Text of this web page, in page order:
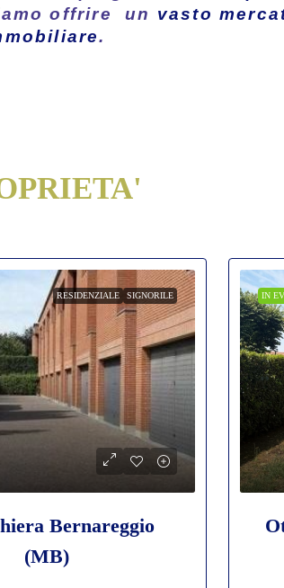
offrire un vasto
.
RESIDENZIALE SIGNORILE
Bernareggio
(MB)
IN